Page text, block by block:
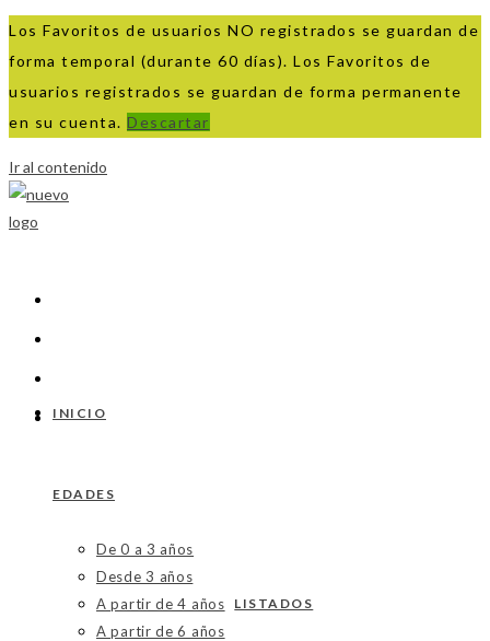
Los Favoritos de usuarios NO registrados se guardan de
forma temporal (durante 60 días). Los Favoritos de
usuarios registrados se guardan de forma permanente
en su cuenta. Descartar
Ir al contenido
INICIO
EDADES
De 0 a 3 años
Desde 3 años
A partir de 4 años
A partir de 6 años
LISTADOS